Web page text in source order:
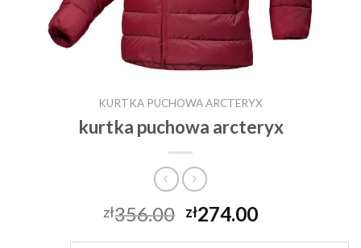
KURTKA PUCHOWA ARCTERYX
kurtka puchowa arcteryx
zł356.00 zł274.00